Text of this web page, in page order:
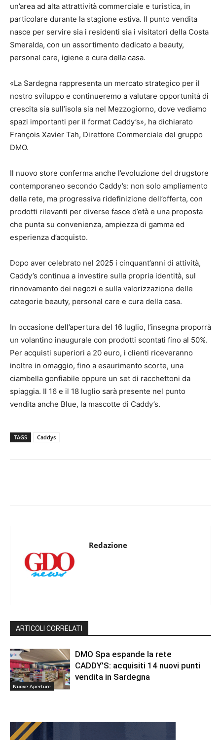
un’area ad alta attrattività commerciale e turistica, in
particolare durante la stagione estiva. Il punto vendita
nasce per servire sia i residenti sia i visitatori della Costa
Smeralda, con un assortimento dedicato a beauty,
personal care, igiene e cura della casa.
«La Sardegna rappresenta un mercato strategico per il
nostro sviluppo e continueremo a valutare opportunità di
crescita sia sull’isola sia nel Mezzogiorno, dove vediamo
spazi importanti per il format Caddy’s», ha dichiarato
François Xavier Tah, Direttore Commerciale del gruppo
DMO.
Il nuovo store conferma anche l’evoluzione del drugstore
contemporaneo secondo Caddy’s: non solo ampliamento
della rete, ma progressiva ridefinizione dell’offerta, con
prodotti rilevanti per diverse fasce d’età e una proposta
che punta su convenienza, ampiezza di gamma ed
esperienza d’acquisto.
Dopo aver celebrato nel 2025 i cinquant’anni di attività,
Caddy’s continua a investire sulla propria identità, sul
rinnovamento dei negozi e sulla valorizzazione delle
categorie beauty, personal care e cura della casa.
In occasione dell’apertura del 16 luglio, l’insegna proporrà
un volantino inaugurale con prodotti scontati fino al 50%.
Per acquisti superiori a 20 euro, i clienti riceveranno
inoltre in omaggio, fino a esaurimento scorte, una
ciambella gonfiabile oppure un set di racchettoni da
spiaggia. Il 16 e il 18 luglio sarà presente nel punto
vendita anche Blue, la mascotte di Caddy’s.
TAGS Caddys
Redazione
ARTICOLI CORRELATI
Nuove Aperture
DMO Spa espande la rete
CADDY’S: acquisiti 14 nuovi punti
vendita in Sardegna